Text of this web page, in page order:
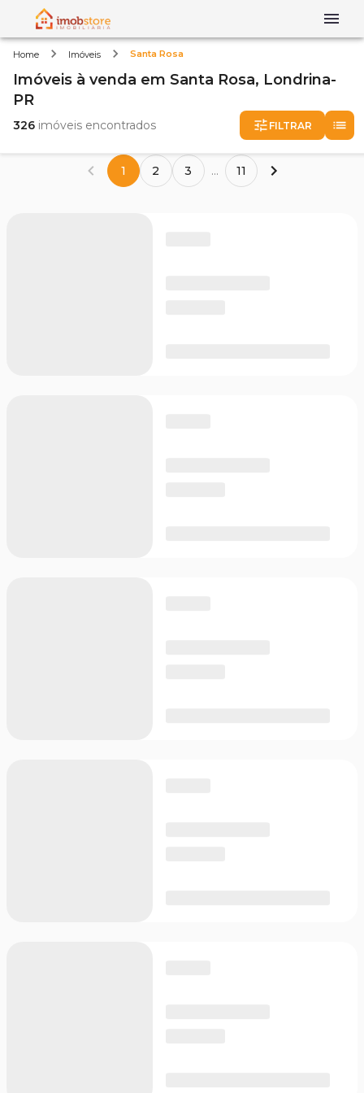
Home Imóveis Santa Rosa
Imóveis à venda em Santa Rosa, Londrina-
PR
326 imóveis encontrados FILTRAR
1 2 3 ... 11